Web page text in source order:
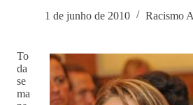
1 de junho de 2010 Racismo
To
da
se
ma